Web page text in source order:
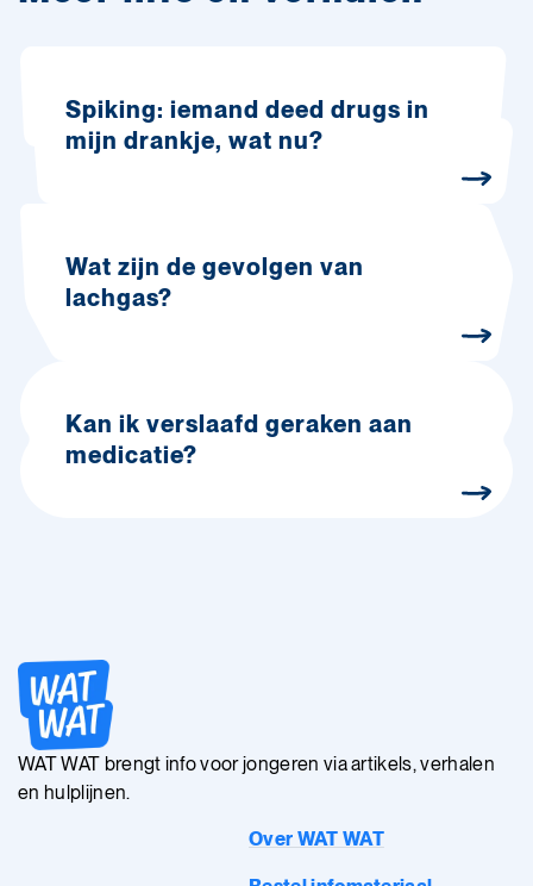
Spiking: iemand deed drugs in
mijn drankje, wat nu?
Wat zijn de gevolgen van
lachgas?
Kan ik verslaafd geraken aan
medicatie?
WAT WAT brengt info voor jongeren via artikels, verhalen
en hulplijnen.
Over WAT WAT